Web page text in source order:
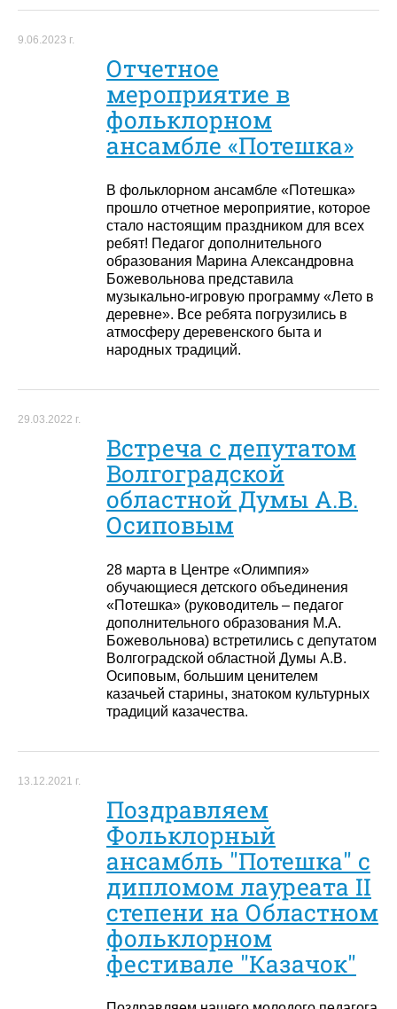
9.06.2023 г.
Отчетное
мероприятие в
фольклорном
ансамбле «Потешка»
В фольклорном ансамбле «Потешка»
прошло отчетное мероприятие, которое
стало настоящим праздником для всех
ребят! Педагог дополнительного
образования Марина Александровна
Божевольнова представила
музыкально-игровую программу «Лето в
деревне». Все ребята погрузились в
атмосферу деревенского быта и
народных традиций.
29.03.2022 г.
Встреча с депутатом
Волгоградской
областной Думы А.В.
Осиповым
28 марта в Центре «Олимпия»
обучающиеся детского объединения
«Потешка» (руководитель – педагог
дополнительного образования М.А.
Божевольнова) встретились с депутатом
Волгоградской областной Думы А.В.
Осиповым, большим ценителем
казачьей старины, знатоком культурных
традиций казачества.
13.12.2021 г.
Поздравляем
Фольклорный
ансамбль "Потешка" с
дипломом лауреата II
степени на Областном
фольклорном
фестивале "Казачок"